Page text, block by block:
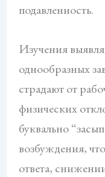
подавленность.
Изучения
однообразных
страдают от
физических
буквально
возбуждения,
ответа,